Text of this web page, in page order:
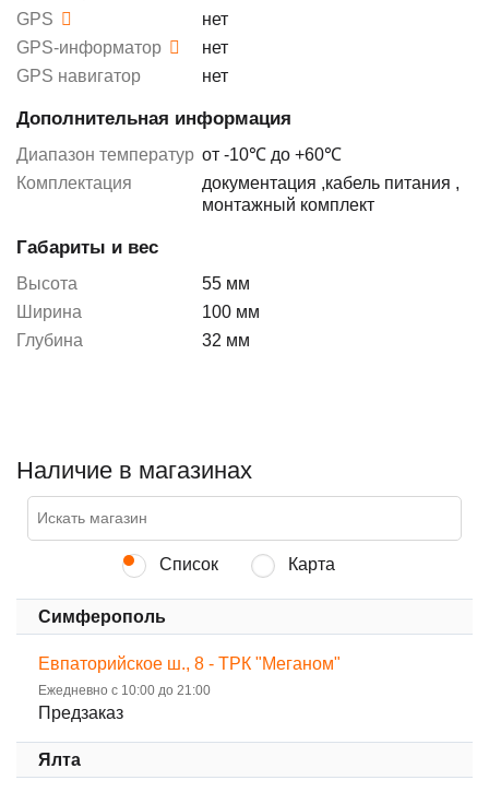
GPS
нет
GPS-информатор
нет
GPS навигатор
нет
Дополнительная информация
Диапазон температур от -10℃ до +60℃
Комплектация
документация ,кабель питания ,
монтажный комплект
Габариты и вес
Высота
55 мм
Ширина
100 мм
Глубина
32 мм
Наличие в магазинах
Список Карта
Симферополь
Евпаторийское ш., 8 - ТРК "Меганом"
Ежедневно с 10:00 до 21:00
Предзаказ
Ялта